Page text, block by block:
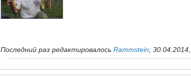
Последний раз редактировалось Rammstein;